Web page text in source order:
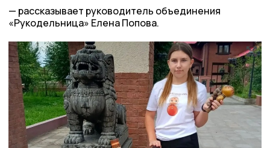
рассказывает руководитель объединения
«Рукодельница» Елена Попова.